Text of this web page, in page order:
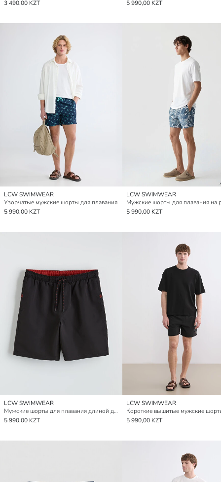
3 490,00 KZT 5 990,00 KZT
LCW SWIMWEAR
Узорчатые мужские шорты для плавания
5 990,00 KZT
LCW SWIMWEAR
Мужские шорты для плавания на
5 990,00 KZT
LCW SWIMWEAR
Мужские шорты для плавания длиной до колена
5 990,00 KZT
LCW SWIMWEAR
5 990,00 KZT